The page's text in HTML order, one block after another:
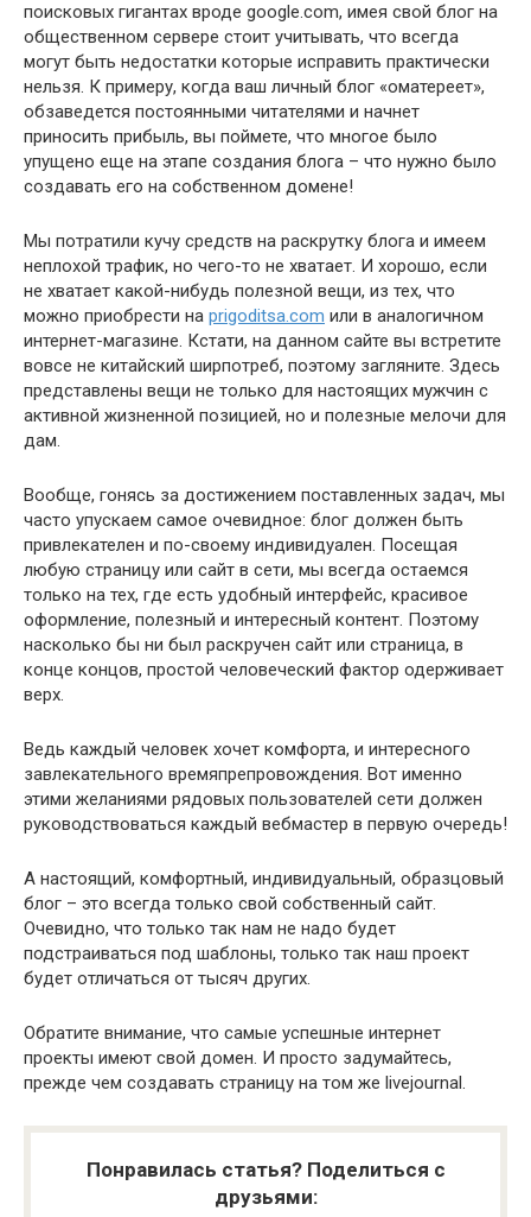
поисковых гигантах вроде google.com, имея свой блог на
общественном сервере стоит учитывать, что всегда
могут быть недостатки которые исправить практически
нельзя. К примеру, когда ваш личный блог «оматереет»,
обзаведется постоянными читателями и начнет
приносить прибыль, вы поймете, что многое было
упущено еще на этапе создания блога – что нужно было
создавать его на собственном домене!
Мы потратили кучу средств на раскрутку блога и имеем
неплохой трафик, но чего-то не хватает. И хорошо, если
не хватает какой-нибудь полезной вещи, из тех, что
можно приобрести на prigoditsa.com или в аналогичном
интернет-магазине. Кстати, на данном сайте вы встретите
вовсе не китайский ширпотреб, поэтому загляните. Здесь
представлены вещи не только для настоящих мужчин с
активной жизненной позицией, но и полезные мелочи для
дам.
Вообще, гонясь за достижением поставленных задач, мы
часто упускаем самое очевидное: блог должен быть
привлекателен и по-своему индивидуален. Посещая
любую страницу или сайт в сети, мы всегда остаемся
только на тех, где есть удобный интерфейс, красивое
оформление, полезный и интересный контент. Поэтому
насколько бы ни был раскручен сайт или страница, в
конце концов, простой человеческий фактор одерживает
верх.
Ведь каждый человек хочет комфорта, и интересного
завлекательного времяпрепровождения. Вот именно
этими желаниями рядовых пользователей сети должен
руководствоваться каждый вебмастер в первую очередь!
А настоящий, комфортный, индивидуальный, образцовый
блог – это всегда только свой собственный сайт.
Очевидно, что только так нам не надо будет
подстраиваться под шаблоны, только так наш проект
будет отличаться от тысяч других.
Обратите внимание, что самые успешные интернет
проекты имеют свой домен. И просто задумайтесь,
прежде чем создавать страницу на том же livejournal.
Понравилась статья? Поделиться с
друзьями: